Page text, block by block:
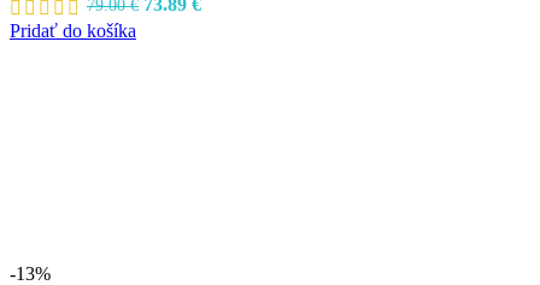
79.00€ 73.89 €
Pridať do košíka
-13%